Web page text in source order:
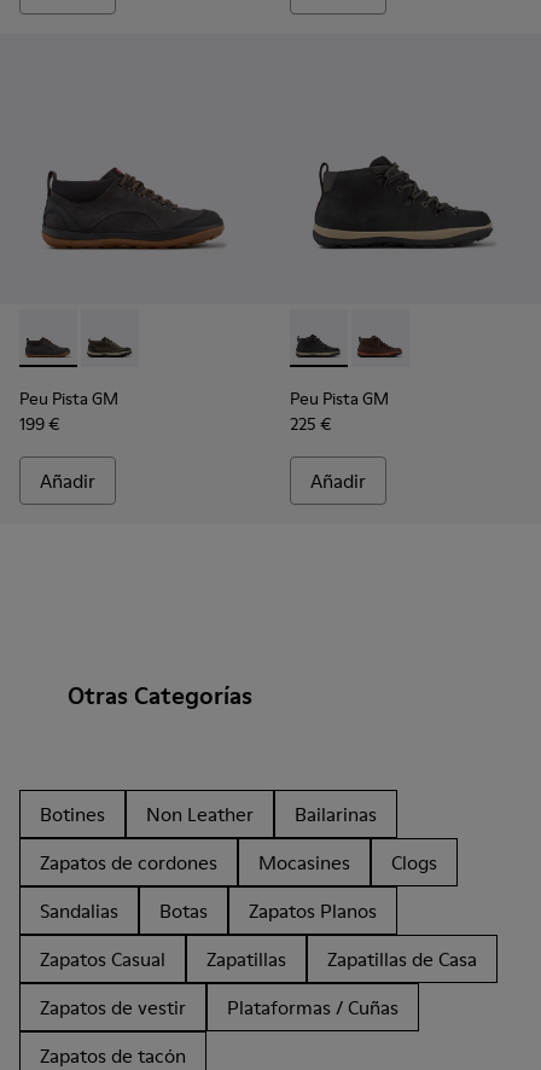
Peu Pista GM - K300556-001 - Zapatos grises de ante y
Peu Pista GM - K300556-002
Peu Pista GM
199 €
Añadir
Peu Pista GM - K300557-
Peu Pista GM -
Peu Pista GM
225 €
Añadir
Otras Categorías
Botines Non Leather
Bailarinas
Zapatos de cordones
Mocasines
Clogs
Sandalias
Botas
Zapatos Planos
Zapatos Casual
Zapatillas
Zapatillas de Casa
Zapatos de vestir
Plataformas / Cuñas
Zapatos de tacón